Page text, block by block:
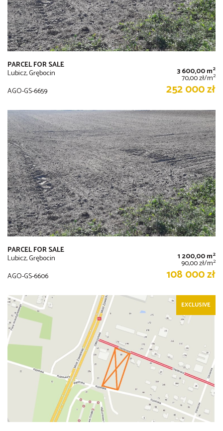
PARCEL FOR SALE
Lubicz, Grębocin 3 600,00 m2
70,00 zł/m2
AGO-GS-6659 252 000 zł
PARCEL FOR SALE
Lubicz, Grębocin 1 200,00 m2
90,00 zł/m2
AGO-GS-6606 108 000 zł
EXCLUSIVE